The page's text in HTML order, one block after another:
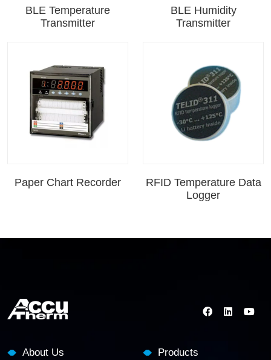
BLE Temperature
Transmitter
BLE Humidity
Transmitter
Paper Chart Recorder
RFID Temperature Data
Logger
About Us Products